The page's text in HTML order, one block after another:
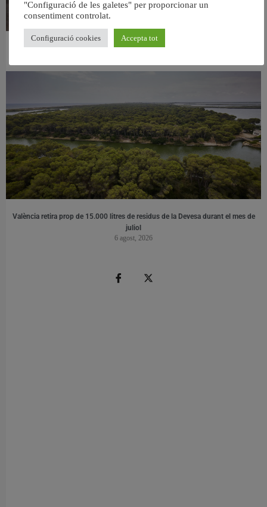
València ultima el nou centre per a persones majors del barri de Sant Antoni
València retira prop de 15.000 litres de residus de la Devesa durant el mes de
juliol
6 agost, 2026
"Configuració de les galetes" per proporcionar un
consentiment controlat.
Configuració cookies Accepta tot